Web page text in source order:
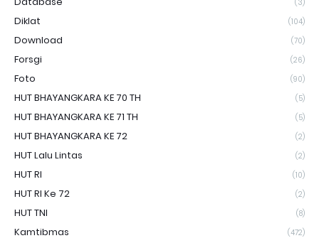
(3)
Diklat (104)
Download (70)
Forsgi (26)
Foto (90)
HUT BHAYANGKARA KE 70 TH (5)
HUT BHAYANGKARA KE 71 TH (5)
HUT BHAYANGKARA KE 72 (2)
HUT Lalu Lintas (2)
HUT RI (10)
HUT RI Ke 72 (2)
HUT TNI (8)
Kamtibmas (472)